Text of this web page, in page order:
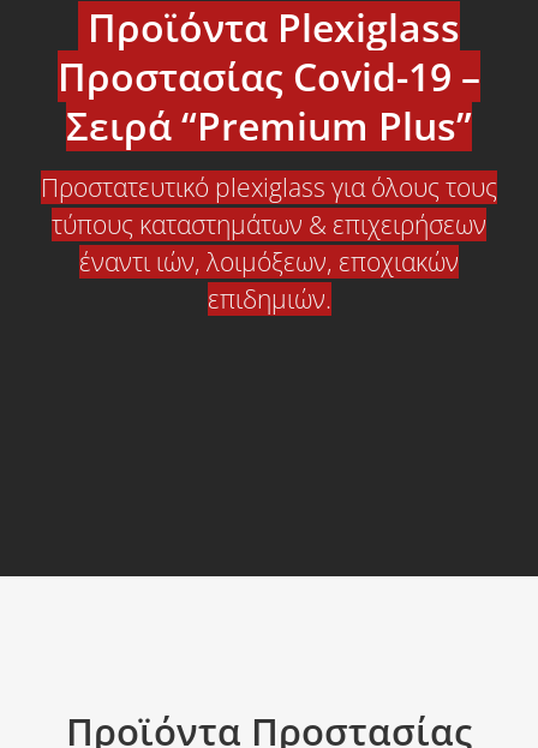
Προϊόντα Plexiglass
Προστασίας Covid-19 –
Σειρά “Premium Plus”
Προστατευτικό plexiglass για όλους τους
τύπους καταστημάτων & επιχειρήσεων
έναντι ιών, λοιμόξεων, εποχιακών
επιδημιών.
Προϊόντα Προστασίας